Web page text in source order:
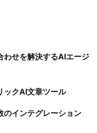
わせを解決するAIエージ
ックAI文章ツール
のインテグレーション